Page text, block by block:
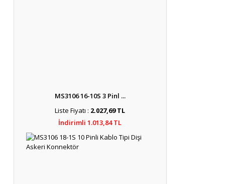
MS3106 16-10S 3 Pinl ...
Liste Fiyatı : 2.027,69 TL
İndirimli 1.013,84 TL